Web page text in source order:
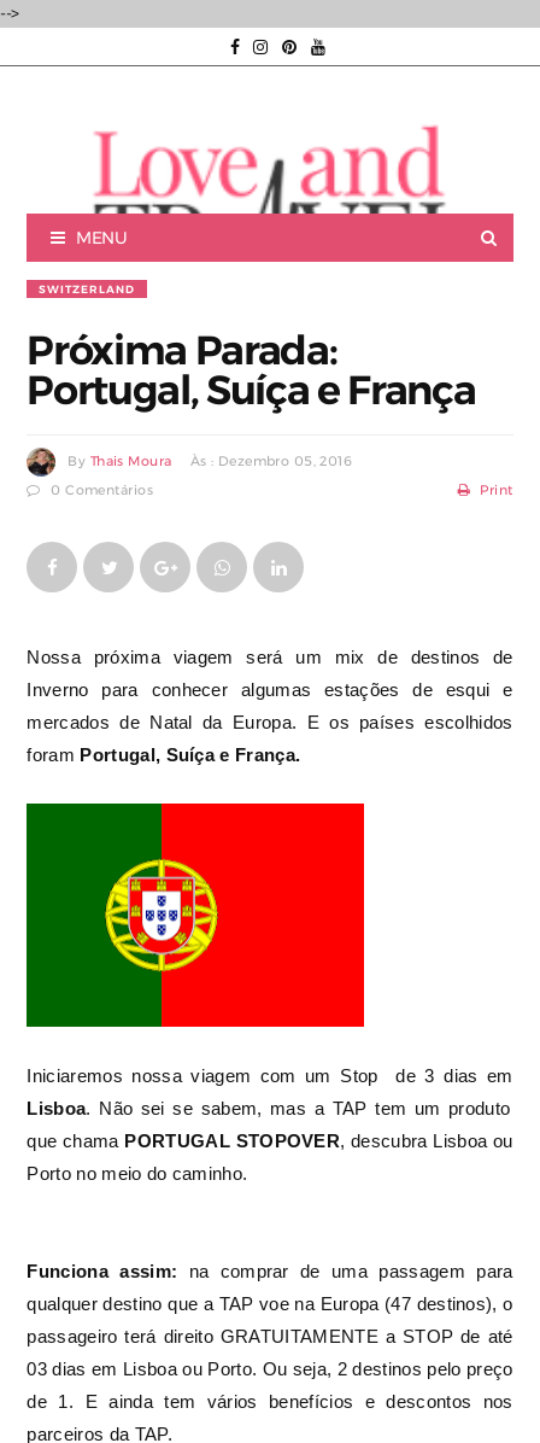
-->
Luxury experiences | Viagens Incríveis | Experiências únicas |
MENU
SWITZERLAND
Próxima Parada:
Portugal, Suíça e França
By Thais Moura Às : Dezembro 05, 2016
0 Comentários Print
Nossa próxima viagem será um mix de destinos de
Inverno para conhecer algumas estações de esqui e
mercados de Natal da Europa. E os países escolhidos
foram Portugal, Suíça e França.
Iniciaremos nossa viagem com um Stop de 3 dias em
Lisboa. Não sei se sabem, mas a TAP tem um produto
que chama PORTUGAL STOPOVER, descubra Lisboa ou
Porto no meio do caminho.
Funciona assim: na comprar de uma passagem para
qualquer destino que a TAP voe na Europa (47 destinos), o
passageiro terá direito GRATUITAMENTE a STOP de até
03 dias em Lisboa ou Porto. Ou seja, 2 destinos pelo preço
de 1. E ainda tem vários benefícios e descontos nos
parceiros da TAP.